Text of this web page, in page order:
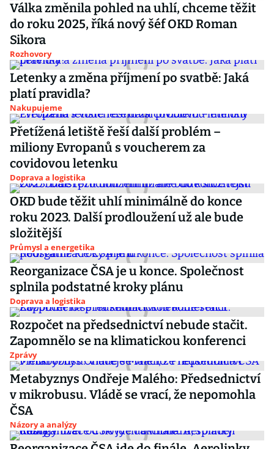
Válka změnila pohled na uhlí, chceme těžit
do roku 2025, říká nový šéf OKD Roman
Sikora
Rozhovory
Letenky a změna příjmení po svatbě: Jaká
platí pravidla?
Nakupujeme
Přetížená letiště řeší další problém –
miliony Evropanů s voucherem za
covidovou letenku
Doprava a logistika
OKD bude těžit uhlí minimálně do konce
roku 2023. Další prodloužení už ale bude
složitější
Průmysl a energetika
Reorganizace ČSA je u konce. Společnost
splnila podstatné kroky plánu
Doprava a logistika
Rozpočet na předsednictví nebude stačit.
Zapomnělo se na klimatickou konferenci
Zprávy
Metabyznys Ondřeje Malého: Předsednictví
v mikrobusu. Vládě se vrací, že nepomohla
ČSA
Názory a analýzy